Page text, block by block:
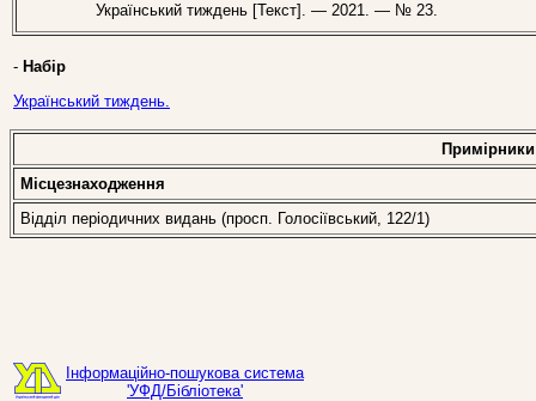
Український тиждень [Текст]. — 2021. — № 23.
- Набір
Український тиждень.
Примірники
Місцезнаходження
Відділ періодичних видань (просп. Голосіївський, 122/1)
Інформаційно-пошукова система
'УФД/Бібліотека'